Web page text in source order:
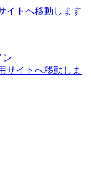
イトへ移動します
ン
サイトへ移動しま